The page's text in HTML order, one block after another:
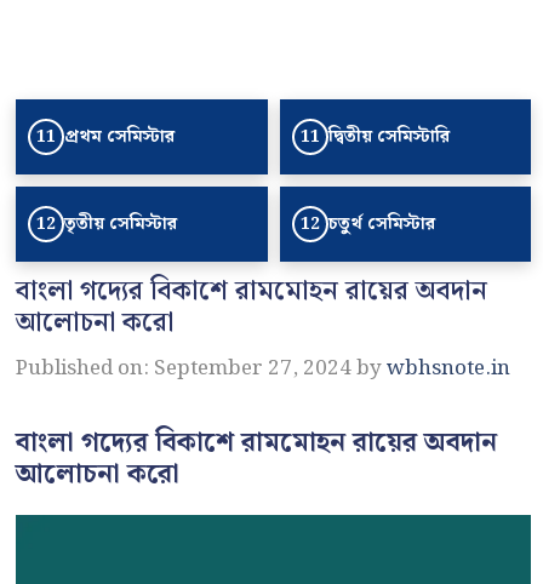
11 প্রথম সেমিস্টার 11 দ্বিতীয় সেমিস্টারি
12 তৃতীয় সেমিস্টার 12 চতুর্থ সেমিস্টার
বাংলা গদ্যের বিকাশে রামমোহন রায়ের অবদান
আলোচনা করো
Published on: September 27, 2024bywbhsnote.in
বাংলা গদ্যের বিকাশে রামমোহন রায়ের অবদান
আলোচনা করো